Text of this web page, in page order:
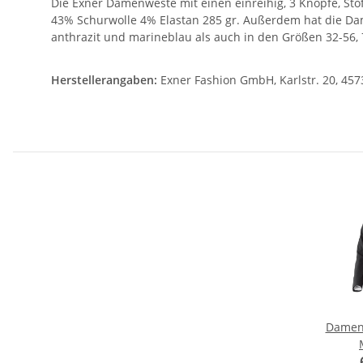
43% Schurwolle 4% Elastan 285 gr. Außerdem hat die
anthrazit und marineblau als auch in den Größen 32-56,
Herstellerangaben: Exner Fashion GmbH, Karlstr. 20,